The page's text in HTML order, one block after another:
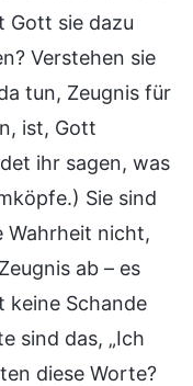
Gott sie dazu
Verstehen sie
tun, Zeugnis für
ist, Gott
ihr sagen, was
Sie sind
Wahrheit nicht,
ab – es
keine Schande
sind das, „Ich
diese Worte?